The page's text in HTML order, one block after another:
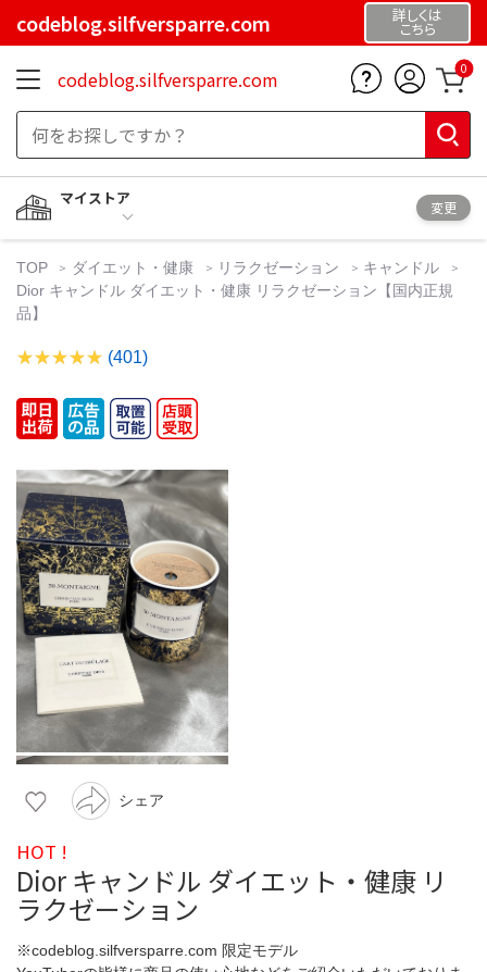
codeblog.silfversparre.com 詳しくは
こちら
codeblog.silfversparre.com 0
マイストア
変更
TOP ダイエット・健康 リラクゼーション
キャンドル
Dior キャンドル ダイエット・健康 リラクゼーション【国内正規
品】
(401)
シェア
HOT !
Dior キャンドル ダイエット・健康 リ
ラクゼーション
※codeblog.silfversparre.com 限定モデル